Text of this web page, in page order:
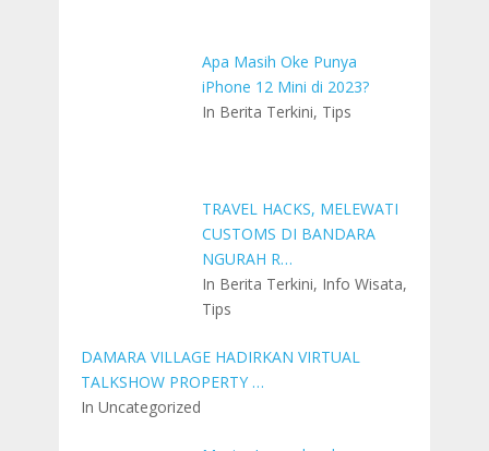
Apa Masih Oke Punya
iPhone 12 Mini di 2023?
In Berita Terkini, Tips
TRAVEL HACKS, MELEWATI
CUSTOMS DI BANDARA
NGURAH R…
In Berita Terkini, Info Wisata,
Tips
DAMARA VILLAGE HADIRKAN VIRTUAL
TALKSHOW PROPERTY …
In Uncategorized